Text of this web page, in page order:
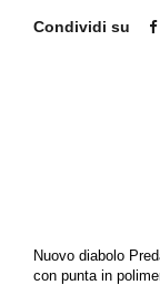
Condividi su
Nuovo diabolo
con punta in